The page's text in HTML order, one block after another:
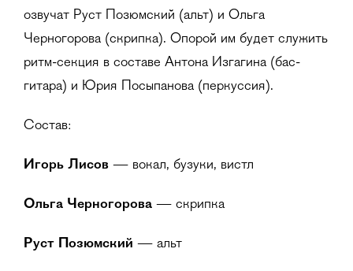
озвучат Руст Позюмский (альт) и Ольга
Черногорова (скрипка). Опорой им будет служить
ритм-секция в составе Антона Изгагина (бас-
гитара) и Юрия Посыпанова (перкуссия).
Состав:
Игорь Лисов — вокал, бузуки, вистл
Ольга Черногорова — скрипка
Руст Позюмский — альт